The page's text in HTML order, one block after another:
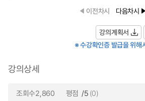
이전차시 다음차시
강의계획서
※ 수강확인증 발급을 위해
강의상세
조회수2,860 평점 /5 (0)